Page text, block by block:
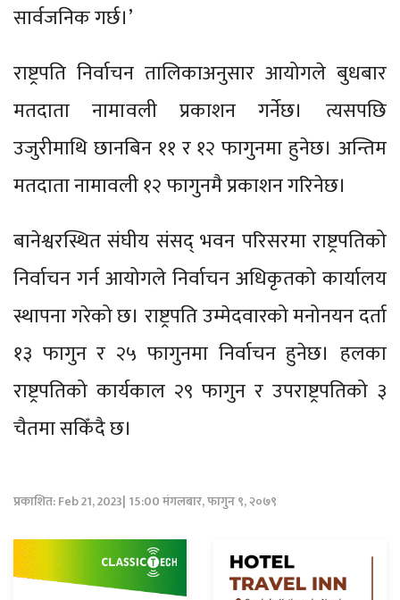
सार्वजनिक गर्छ।’
राष्ट्रपति निर्वाचन तालिकाअनुसार आयोगले बुधबार
मतदाता नामावली प्रकाशन गर्नेछ। त्यसपछि
उजुरीमाथि छानबिन ११ र १२ फागुनमा हुनेछ। अन्तिम
मतदाता नामावली १२ फागुनमै प्रकाशन गरिनेछ।
बानेश्वरस्थित संघीय संसद् भवन परिसरमा राष्ट्रपतिको
निर्वाचन गर्न आयोगले निर्वाचन अधिकृतको कार्यालय
स्थापना गरेको छ। राष्ट्रपति उम्मेदवारको मनोनयन दर्ता
१३ फागुन र २५ फागुनमा निर्वाचन हुनेछ। हलका
राष्ट्रपतिको कार्यकाल २९ फागुन र उपराष्ट्रपतिको ३
चैतमा सकिँदै छ।
प्रकाशित: Feb 21, 2023| 15:00 मंगलबार, फागुन ९, २०७९